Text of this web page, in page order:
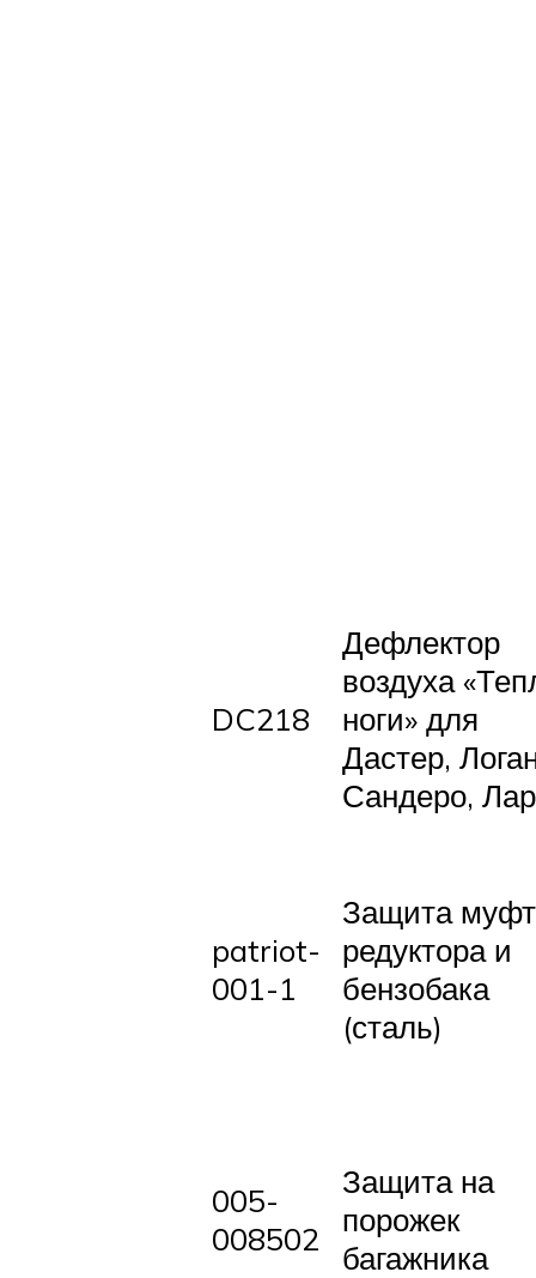
DC218
Дефлектор
воздуха
ноги» для
Дастер,
Сандеро,
patriot-
001-1
Защита
редуктора и
бензобака
(сталь)
005-
008502
Защита на
порожек
багажника